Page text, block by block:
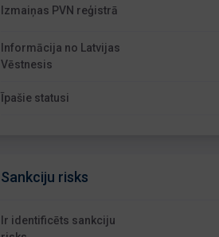
Izmaiņas PVN reģistrā
Informācija no Latvijas
Vēstnesis
Īpašie statusi
Sankciju risks
Ir identificēts sankciju